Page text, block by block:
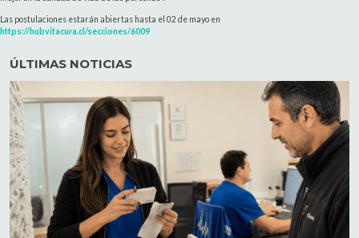
Las postulaciones estarán abiertas hasta el 02 de mayo en
https://hubvitacura.cl/secciones/6009
ÚLTIMAS NOTICIAS